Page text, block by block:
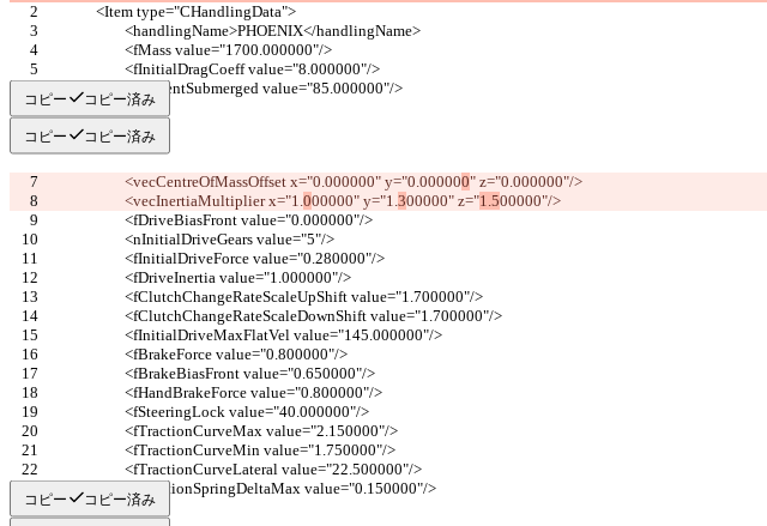
		<Item type="CHandlingData">
			<handlingName>PHOENIX</handlingName>
			<fMass value="1700.000000"/>
			<fInitialDragCoeff value="8.000000"/>
			<fPercentSubmerged value="85.000000"/>
コピー コピー済み
コピー コピー済み
			<vecCentreOfMassOffset x="0.000000" y="0.00000
0" z="0.000000"/>
			<vecInertiaMultiplier x="1.
000000" y="1.300000" z="1.500000"/>
			<fDriveBiasFront value="0.000000"/>
			<nInitialDriveGears value="5"/>
			<fInitialDriveForce value="0.280000"/>
			<fDriveInertia value="1.000000"/>
			<fClutchChangeRateScaleUpShift value="1.700000"/>
			<fClutchChangeRateScaleDownShift value="1.700000"/>
			<fInitialDriveMaxFlatVel value="145.000000"/>
			<fBrakeForce value="0.800000"/>
			<fBrakeBiasFront value="0.650000"/>
			<fHandBrakeForce value="0.800000"/>
			<fSteeringLock value="40.000000"/>
			<fTractionCurveMax value="2.150000"/>
			<fTractionCurveMin value="1.750000"/>
			<fTractionCurveLateral value="22.500000"/>
			<fTractionSpringDeltaMax value="0.150000"/>
コピー コピー済み